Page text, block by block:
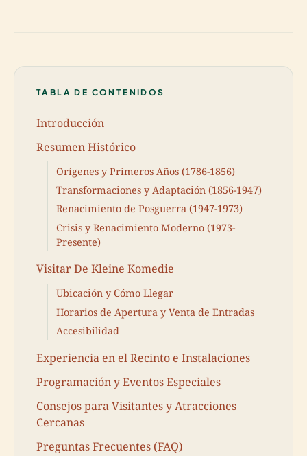
TABLA DE CONTENIDOS
Introducción
Resumen Histórico
Orígenes y Primeros Años (1786-1856)
Transformaciones y Adaptación (1856-1947)
Renacimiento de Posguerra (1947-1973)
Crisis y Renacimiento Moderno (1973-
Presente)
Visitar De Kleine Komedie
Ubicación y Cómo Llegar
Horarios de Apertura y Venta de Entradas
Accesibilidad
Experiencia en el Recinto e Instalaciones
Programación y Eventos Especiales
Consejos para Visitantes y Atracciones
Cercanas
Preguntas Frecuentes (FAQ)